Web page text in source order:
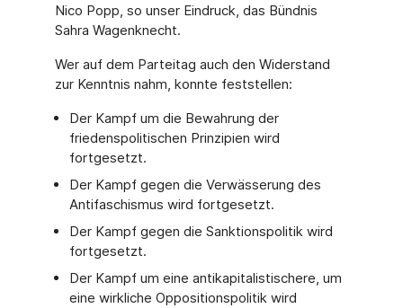
Nico Popp, so unser Eindruck, das Bündnis
Sahra Wagenknecht.
Wer auf dem Parteitag auch den Widerstand
zur Kenntnis nahm, konnte feststellen:
Der Kampf um die Bewahrung der
friedenspolitischen Prinzipien wird
fortgesetzt.
Der Kampf gegen die Verwässerung des
Antifaschismus wird fortgesetzt.
Der Kampf gegen die Sanktionspolitik wird
fortgesetzt.
Der Kampf um eine antikapitalistischere, um
eine wirkliche Oppositionspolitik wird